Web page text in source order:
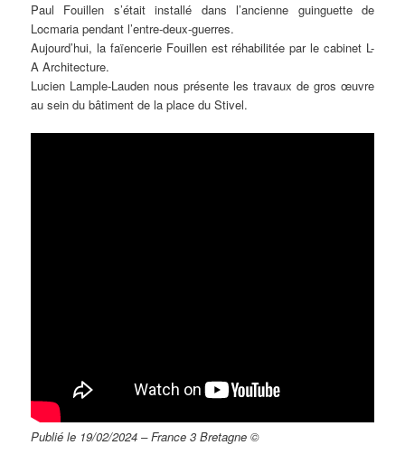
Paul Fouillen s’était installé dans l’ancienne guinguette de
Locmaria pendant l’entre-deux-guerres.
Aujourd’hui, la faïencerie Fouillen est réhabilitée par le cabinet L-
A Architecture.
Lucien Lample-Lauden nous présente les travaux de gros œuvre
au sein du bâtiment de la place du Stivel.
Publié le 19/02/2024 – France 3 Bretagne ©